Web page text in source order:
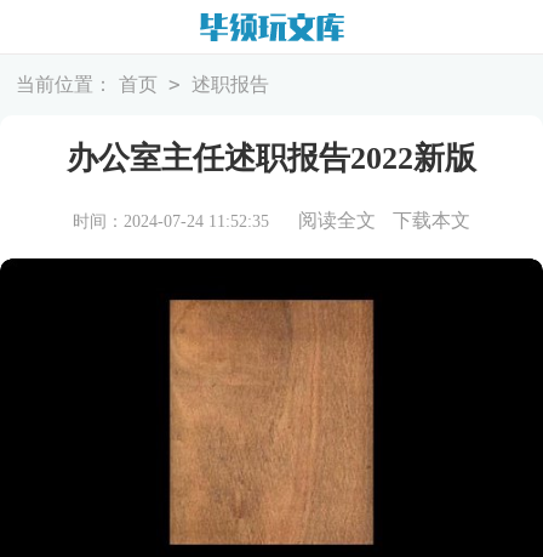
当前位置： 首页 > 述职报告
办公室主任述职报告2022新版
时间：2024-07-24 11:52:35 阅读全文 下载本文